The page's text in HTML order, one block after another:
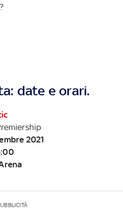
date e orari.
2021